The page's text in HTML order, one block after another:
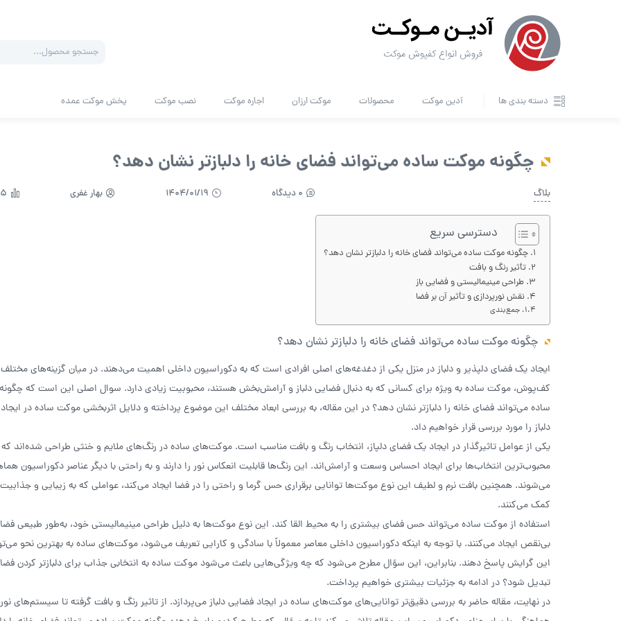
search
دسته بندی ها آدین موکت محصولات موکت ارزان اجاره موکت نصب موکت پخش موکت عمده
چگونه موکت ساده می‌تواند فضای خانه را دلبازتر نشان دهد؟
بلاگ 0 دیدگاه 1404/01/19 بهار غفری
دسترسی سریع
چگونه موکت ساده می‌تواند فضای خانه را دلبازتر نشان دهد؟
تأثیر رنگ و بافت
طراحی مینیمالیستی و فضایی باز
نقش نورپردازی و تأثیر آن بر فضا
جمع‌بندی
چگونه موکت ساده می‌تواند فضای خانه را دلبازتر نشان دهد؟
ایجاد یک فضای دلپذیر و دلباز در منزل یکی از دغدغه‌های اصلی افرادی است که به دکوراسیون داخلی اهمیت می‌دهند. در میان گزینه‌های
کف‌پوش، موکت ساده به ویژه برای کسانی که به دنبال فضایی دلباز و آرامش‌بخش هستند، محبوبیت زیادی دارد. سوال اصلی این است که
ساده می‌تواند فضای خانه را دلبازتر نشان دهد؟ در این مقاله، به بررسی ابعاد مختلف این موضوع پرداخته و دلایل اثربخشی موکت ساده در
دلباز را مورد بررسی قرار خواهیم داد.
یکی از عوامل تاثیرگذار در ایجاد یک فضای دلپاز، انتخاب رنگ و بافت مناسب است. موکت‌های ساده در رنگ‌های ملایم و خنثی طراحی شده‌اند که
محبوب‌ترین انتخاب‌ها برای ایجاد احساس وسعت و آرامش‌اند. این رنگ‌ها قابلیت انعکاس نور را دارند و به راحتی با دیگر عناصر دکوراسیون
می‌شوند. همچنین بافت نرم و لطیف این نوع موکت‌ها توانایی برقراری حس گرما و راحتی را در فضا ایجاد می‌کند، عواملی که به زیبایی و
کمک می‌کنند.
استفاده از موکت ساده می‌تواند حس فضای بیشتری را به محیط القا کند. این نوع موکت‌ها به دلیل طراحی مینیمالیستی خود، به‌طور طبیعی
بی‌نقص ایجاد می‌کنند. با توجه به اینکه دکوراسیون داخلی معاصر معمولاً با سادگی و کارایی تعریف می‌شود، موکت‌های ساده به بهترین نحو
این گرایش پاسخ دهند. بنابراین، این سؤال مطرح می‌شود که چه ویژگی‌هایی باعث می‌شود موکت ساده به انتخابی جذاب برای دلبازتر کردن
تبدیل شود؟ در ادامه به جزئیات بیشتری خواهیم پرداخت.
در نهایت، مقاله حاضر به بررسی دقیق‌تر توانایی‌های موکت‌های ساده در ایجاد فضایی دلباز می‌پردازد. از تاثیر رنگ و بافت گرفته تا سیستم‌های